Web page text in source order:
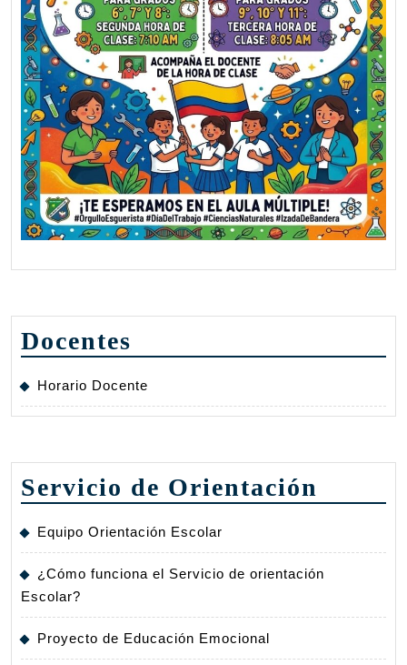
Docentes
Horario Docente
Servicio de Orientación
Equipo Orientación Escolar
¿Cómo funciona el Servicio de orientación
Escolar?
Proyecto de Educación Emocional